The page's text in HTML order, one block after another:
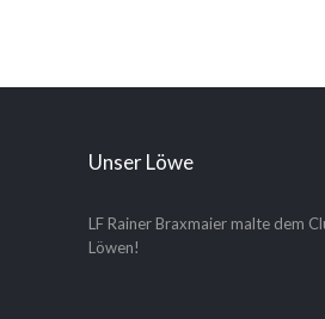
Unser Löwe
LF Rainer Braxmaier malte dem
Löwen!